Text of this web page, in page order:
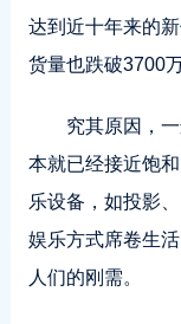
达到近十年来的
货量也跌破3700
究其原因，
本就已经接近饱
乐设备，如投影
娱乐方式席卷生
人们的刚需。